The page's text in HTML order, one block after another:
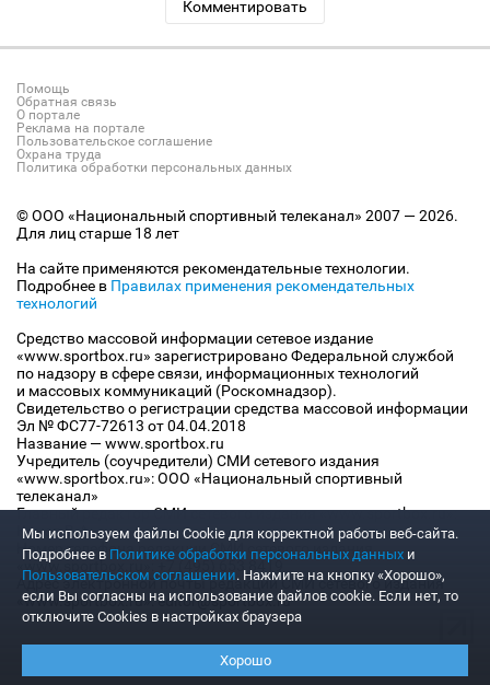
Комментировать
Помощь
Обратная связь
О портале
Реклама на портале
Пользовательское соглашение
Охрана труда
Политика обработки персональных данных
© ООО «Национальный спортивный телеканал» 2007 — 2026.
Для лиц старше 18 лет
На сайте применяются рекомендательные технологии.
Подробнее в Правилах применения рекомендательных
технологий
Средство массовой информации сетевое издание
«www.sportbox.ru» зарегистрировано Федеральной службой
по надзору в сфере связи, информационных технологий
и массовых коммуникаций (Роскомнадзор).
Свидетельство о регистрации средства массовой информации
Эл № ФС77-72613 от 04.04.2018
Название — www.sportbox.ru
Учредитель (соучредители) СМИ сетевого издания
«www.sportbox.ru»: ООО «Национальный спортивный
телеканал»
Главный редактор СМИ сетевого издания «www.sportbox.ru»:
Конов В.А.
Номер телефона редакции СМИ сетевого издания
«www.sportbox.ru»: +7 (495) 653 8419
Адрес электронной почты редакции СМИ сетевого издания
«www.sportbox.ru»: editor@sportbox.ru
Мы используем файлы Сookie для корректной работы веб-сайта.
Подробнее в Политике обработки персональных данных и
Пользовательском соглашении. Нажмите на кнопку «Хорошо»,
если Вы согласны на использование файлов cookie. Если нет, то
отключите Cookies в настройках браузера
Хорошо